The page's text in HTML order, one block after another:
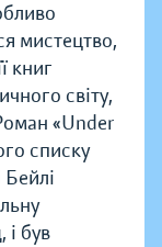
мистецтво,
книг
світу,
«Under
списку
і був